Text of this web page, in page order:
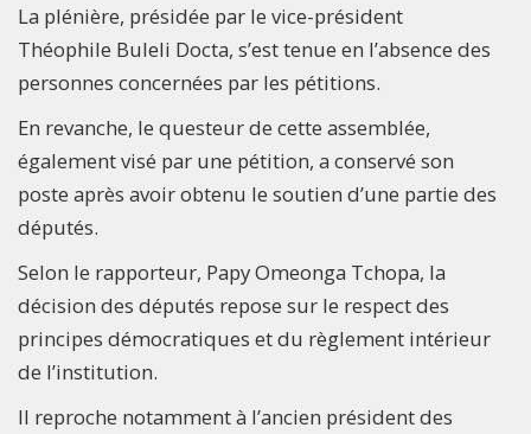
La plénière, présidée par le vice-président
Théophile Buleli Docta, s’est tenue en l’absence des
personnes concernées par les pétitions.
En revanche, le questeur de cette assemblée,
également visé par une pétition, a conservé son
poste après avoir obtenu le soutien d’une partie des
députés.
Selon le rapporteur, Papy Omeonga Tchopa, la
décision des députés repose sur le respect des
principes démocratiques et du règlement intérieur
de l’institution.
Il reproche notamment à l’ancien président des